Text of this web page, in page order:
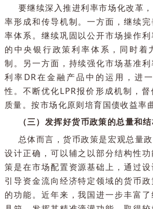
领域最核心的改革之一。改革开
推进利率市场化，建立健全由市
机制，中央银行通过运用货币政
经过几十年的持续推进，我国的
著成效，已形成比较完整的市场
线也趋于成熟。
要继续深入推进利率市场化改
率形成和传导机制。一方面，继
率体系。继续巩固以公开市场操
的中央银行政策利率体系，同时
制。另一方面，持续强化市场基
利率DR在金融产品中的运用，
性。不断优化LPR报价形成机制
质量。按市场化原则培育国债收益